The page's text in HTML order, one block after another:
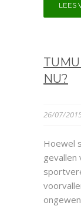
LEES
NU?
26/07/
Hoewel
gevallen